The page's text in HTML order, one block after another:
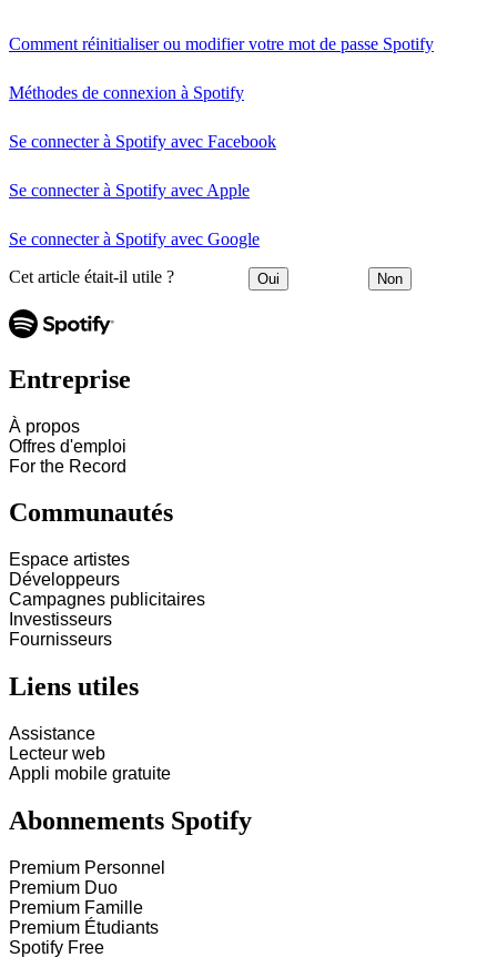
Comment réinitialiser ou modifier votre mot de passe Spotify
Méthodes de connexion à Spotify
Se connecter à Spotify avec Facebook
Se connecter à Spotify avec Apple
Se connecter à Spotify avec Google
Cet article était-il utile ? Oui Non
Entreprise
À propos
Offres d'emploi
For the Record
Communautés
Espace artistes
Développeurs
Campagnes publicitaires
Investisseurs
Fournisseurs
Liens utiles
Assistance
Lecteur web
Appli mobile gratuite
Abonnements Spotify
Premium Personnel
Premium Duo
Premium Famille
Premium Étudiants
Spotify Free